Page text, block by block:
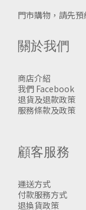
門市購物，請先預
關於我們
商店介紹
我們 Facebook
退貨及退款政策
服務條款及政策
顧客服務
運送方式
付款服務方式
退換貨政策